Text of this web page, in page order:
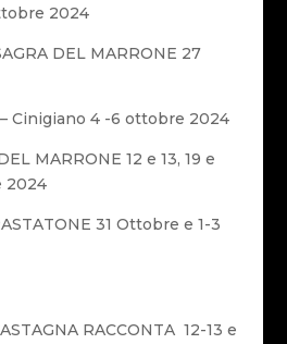
2024
DEL MARRONE 27
Cinigiano 4 -6 ottobre 2024
MARRONE 12 e 13, 19 e
2024
31 Ottobre e 1-3
RACCONTA 12-13 e